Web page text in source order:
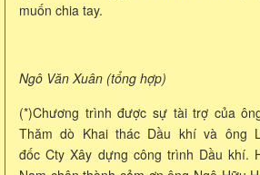
muốn chia tay.
Ngô Văn Xuân (tổng hợp)
(*)Chương trình được sự tài trợ của
Thăm dò Khai thác Dầu khí và ông
đốc Cty Xây dựng công trình Dầu khí.